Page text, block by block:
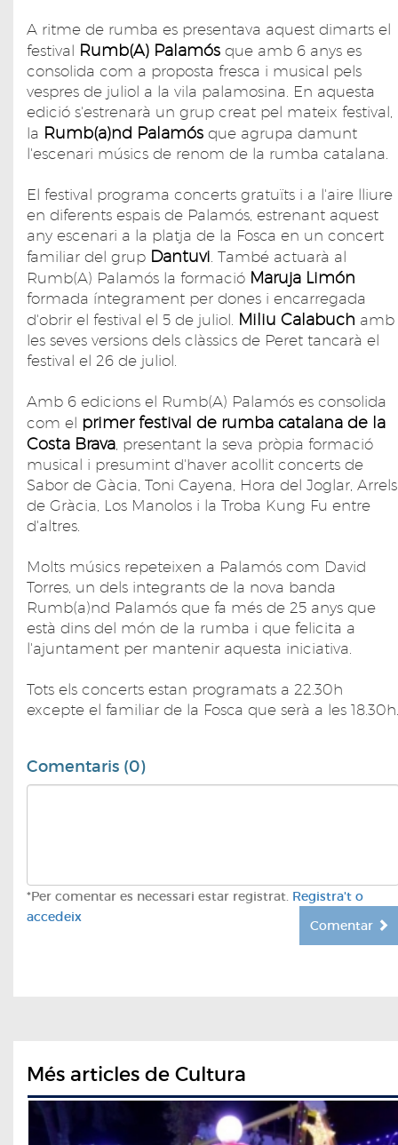
A ritme de rumba es presentava aquest dimarts el
festival Rumb(A) Palamós que amb 6 anys es
consolida com a proposta fresca i musical pels
vespres de juliol a la vila palamosina. En aquesta
edició s'estrenarà un grup creat pel mateix festival,
la Rumb(a)nd Palamós que agrupa damunt
l'escenari músics de renom de la rumba catalana.
El festival programa concerts gratuïts i a l'aire lliure
en diferents espais de Palamós, estrenant aquest
any escenari a la platja de la Fosca en un concert
familiar del grup Dantuvi. També actuarà al
Rumb(A) Palamós la formació Maruja Limón
formada íntegrament per dones i encarregada
d'obrir el festival el 5 de juliol. Miliu Calabuch amb
les seves versions dels clàssics de Peret tancarà el
festival el 26 de juliol.
Amb 6 edicions el Rumb(A) Palamós es consolida
com el primer festival de rumba catalana de la
Costa Brava, presentant la seva pròpia formació
musical i presumint d'haver acollit concerts de
Sabor de Gàcia, Toni Cayena, Hora del Joglar, Arrels
de Gràcia, Los Manolos i la Troba Kung Fu entre
d'altres.
Molts músics repeteixen a Palamós com David
Torres, un dels integrants de la nova banda
Rumb(a)nd Palamós que fa més de 25 anys que
està dins del món de la rumba i que felicita a
l'ajuntament per mantenir aquesta iniciativa.
Tots els concerts estan programats a 22.30h
excepte el familiar de la Fosca que serà a les 18.30h.
Comentaris (0)
*Per comentar es necessari estar registrat. Registra't o
accedeix
Comentar
Més articles de Cultura